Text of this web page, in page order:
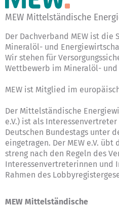
MEW Mittelständische
Der Dachverband MEW ist die
Mineralöl- und
Wir stehen für
Wettbewerb im Mineralöl-
MEW ist Mitglied im
Der Mittelständische
e.V.) ist als
Deutschen Bundestags unter
eingetragen. Der MEW e.V.
streng nach den Regeln des
Interessenvertreterinnen und
Rahmen des
MEW Mittelständische